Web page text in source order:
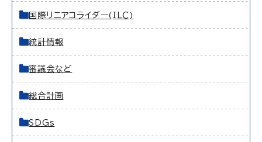
国際リニアコライダー(ＩＬＣ)
統計情報
審議会など
総合計画
SDGs